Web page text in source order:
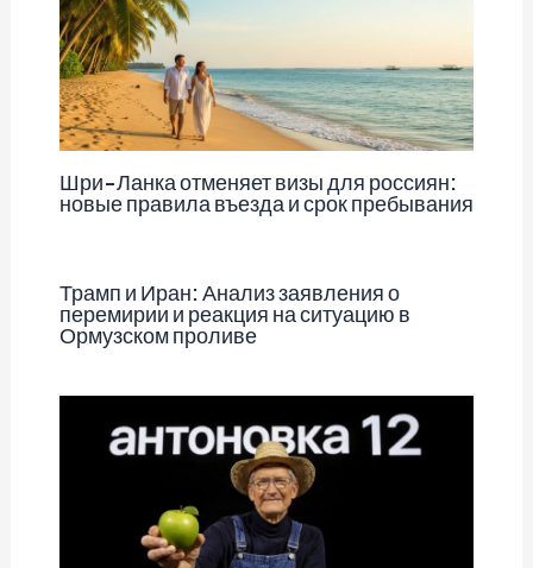
Шри-Ланка отменяет визы для россиян:
новые правила въезда и срок пребывания
Трамп и Иран: Анализ заявления о
перемирии и реакция на ситуацию в
Ормузском проливе